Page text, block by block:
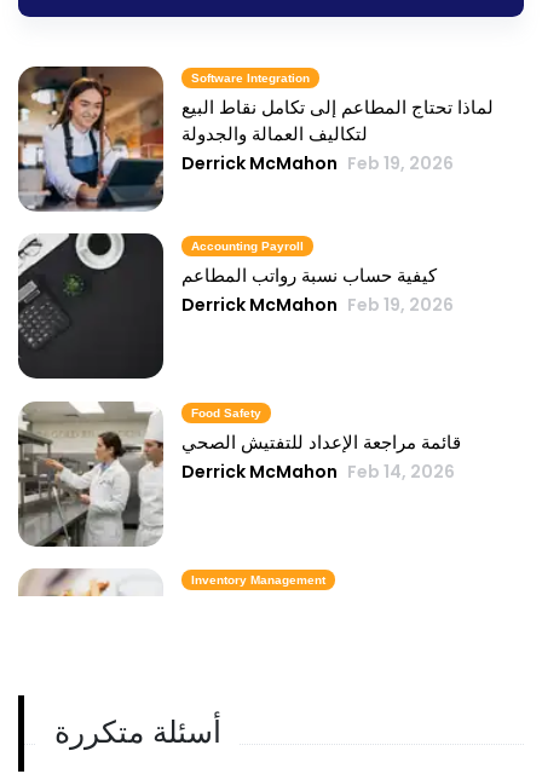
Software Integration
لماذا تحتاج المطاعم إلى تكامل نقاط البيع
لتكاليف العمالة والجدولة
Derrick McMahon Feb 19, 2026
Accounting Payroll
كيفية حساب نسبة رواتب المطاعم
Derrick McMahon Feb 19, 2026
Food Safety
قائمة مراجعة الإعداد للتفتيش الصحي
Derrick McMahon Feb 14, 2026
Inventory Management
Employee Schedulingأسئلة متكررة